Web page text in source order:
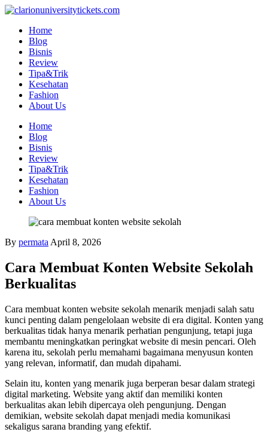
Skip
contentHome
Blog
Bisnis
Review
Tipa&Trik
Kesehatan
Fashion
About Us
Home
Blog
Bisnis
Review
Tipa&Trik
Kesehatan
Fashion
About Us
By permata April 8, 2026
Cara Membuat Konten Website Sekolah
Berkualitas
Cara membuat konten website sekolah menarik menjadi salah satu
kunci penting dalam pengelolaan website di era digital. Konten yang
berkualitas tidak hanya menarik perhatian pengunjung, tetapi juga
membantu meningkatkan peringkat website di mesin pencari. Oleh
karena itu, sekolah perlu memahami bagaimana menyusun konten
yang relevan, informatif, dan mudah dipahami.
Selain itu, konten yang menarik juga berperan besar dalam strategi
digital marketing. Website yang aktif dan memiliki konten
berkualitas akan lebih dipercaya oleh pengunjung. Dengan
demikian, website sekolah dapat menjadi media komunikasi
sekaligus sarana branding yang efektif.